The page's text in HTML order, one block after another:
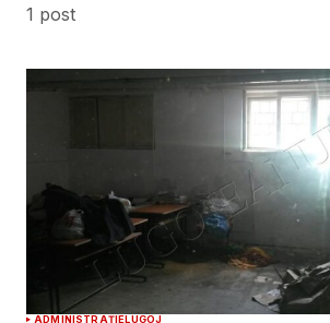
1 post
ADMINISTRAȚIELUGOJ